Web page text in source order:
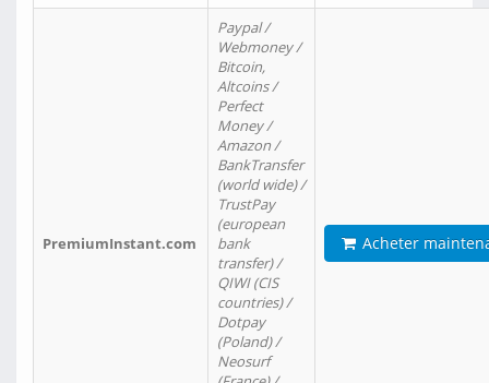
PremiumInstant.com
Paypal /
Webmoney /
Bitcoin,
Altcoins /
Perfect
Money /
Amazon /
BankTransfer
(world wide) /
TrustPay
(european
bank
transfer) /
QIWI (CIS
countries) /
Dotpay
(Poland) /
Neosurf
Acheter